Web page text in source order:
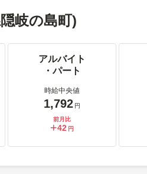
岐の島町)
アルバイト
・パート
時給中央値
1,792 円
前月比
42 円